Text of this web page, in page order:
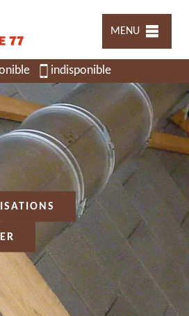
MENU
indisponible